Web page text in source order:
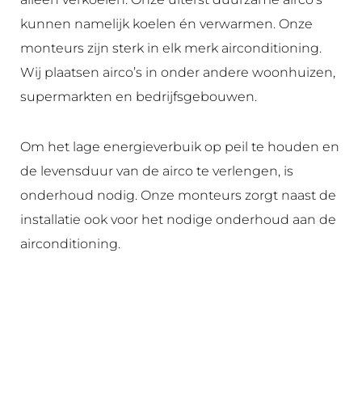
kunnen namelijk koelen én verwarmen. Onze
monteurs zijn sterk in elk merk airconditioning.
Wij plaatsen airco’s in onder andere woonhuizen,
supermarkten en bedrijfsgebouwen.
Om het lage energieverbuik op peil te houden en
de levensduur van de airco te verlengen, is
onderhoud nodig. Onze monteurs zorgt naast de
installatie ook voor het nodige onderhoud aan de
airconditioning.